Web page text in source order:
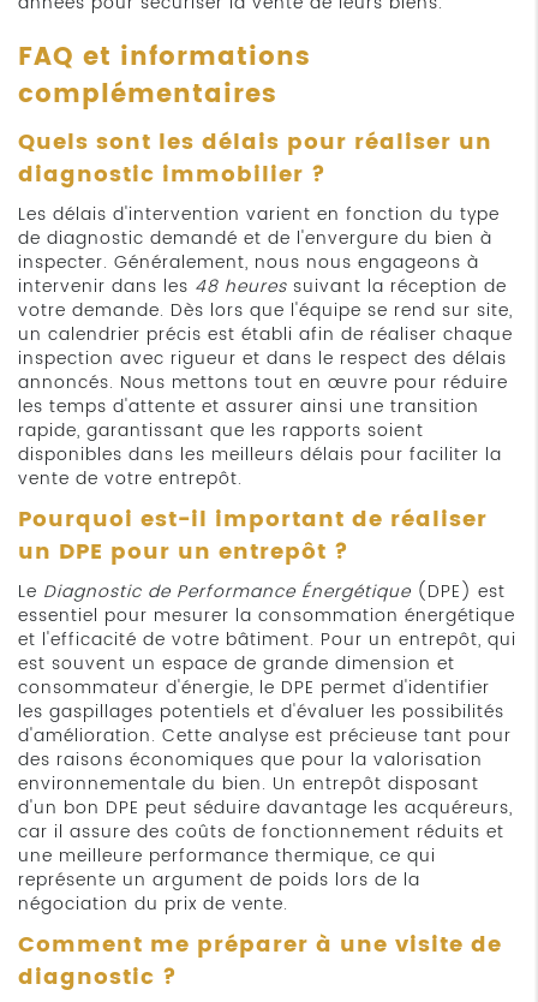
FAQ et informations
complémentaires
Quels sont les délais pour réaliser un
diagnostic immobilier ?
Les délais d'intervention varient en fonction du type
de diagnostic demandé et de l'envergure du bien à
inspecter. Généralement, nous nous engageons à
intervenir dans les 48 heures suivant la réception de
votre demande. Dès lors que l'équipe se rend sur site,
un calendrier précis est établi afin de réaliser chaque
inspection avec rigueur et dans le respect des délais
annoncés. Nous mettons tout en œuvre pour réduire
les temps d'attente et assurer ainsi une transition
rapide, garantissant que les rapports soient
disponibles dans les meilleurs délais pour faciliter la
vente de votre entrepôt.
Pourquoi est-il important de réaliser
un DPE pour un entrepôt ?
Le Diagnostic de Performance Énergétique (DPE) est
essentiel pour mesurer la consommation énergétique
et l'efficacité de votre bâtiment. Pour un entrepôt, qui
est souvent un espace de grande dimension et
consommateur d'énergie, le DPE permet d'identifier
les gaspillages potentiels et d'évaluer les possibilités
d'amélioration. Cette analyse est précieuse tant pour
des raisons économiques que pour la valorisation
environnementale du bien. Un entrepôt disposant
d'un bon DPE peut séduire davantage les acquéreurs,
car il assure des coûts de fonctionnement réduits et
une meilleure performance thermique, ce qui
représente un argument de poids lors de la
négociation du prix de vente.
Comment me préparer à une visite de
diagnostic ?